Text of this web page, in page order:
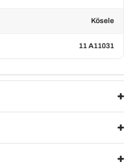
Kösele
11 A11031